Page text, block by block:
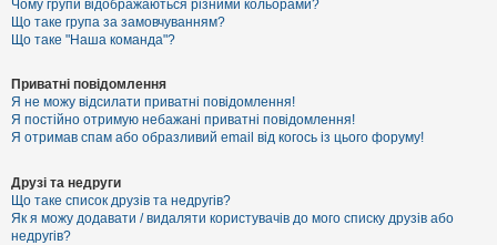
Чому групи відображаються різними кольорами?
Що таке група за замовчуванням?
Що таке "Наша команда"?
Приватні повідомлення
Я не можу відсилати приватні повідомлення!
Я постійно отримую небажані приватні повідомлення!
Я отримав спам або образливий email від когось із цього форуму!
Друзі та недруги
Що таке список друзів та недругів?
Як я можу додавати / видаляти користувачів до мого списку друзів або
недругів?